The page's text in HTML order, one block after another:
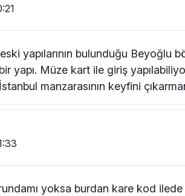
yapılarının bulunduğu Beyoğlu
yapı. Müze kart ile giriş
manzarasının keyfini
yoksa burdan kare kod